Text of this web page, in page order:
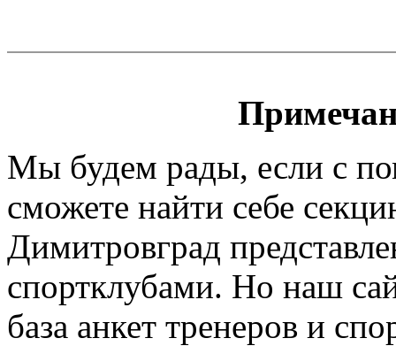
Мы будем рады, если с
сможете найти себе
Димитровград
спортклубами. Но наш
база анкет тренеров и